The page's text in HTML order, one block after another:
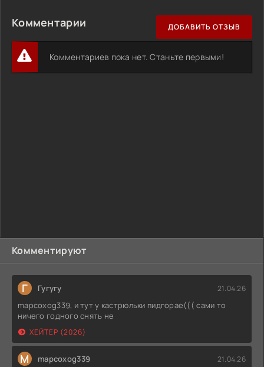
Комментируют
Г Гугугу 21.04.26
mapcoxog339, и тут у кастрюльки пидгорае((( сами то
ничего годного снять не
ХЕЙТЕР (2026)
M mapcoxog339 21.04.26
Комментарии ДОБАВИТЬ ОТЗЫВ
Комментариев пока нет. Станьте первыми!